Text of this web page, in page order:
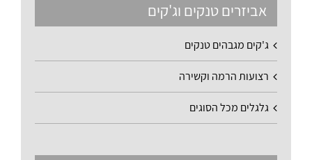
אביזרים טנקים וג'קים
ג'קים מגבהים טנקים
רצועות הרמה וקשירה
גלגלים מכל הסוגים